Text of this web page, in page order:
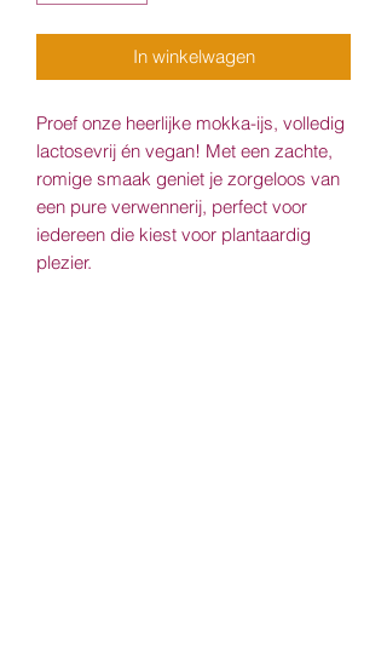
In winkelwagen
Proef onze heerlijke mokka-ijs, volledig
lactosevrij én vegan! Met een zachte,
romige smaak geniet je zorgeloos van
een pure verwennerij, perfect voor
iedereen die kiest voor plantaardig
plezier.